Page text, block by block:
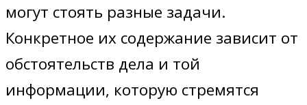
могут стоять разные задачи.
Конкретное их содержание зависит от
обстоятельств дела и той
информации, которую стремятся